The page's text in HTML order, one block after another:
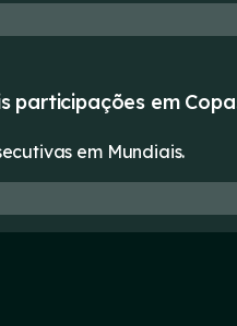
participações em
em Mundiais.